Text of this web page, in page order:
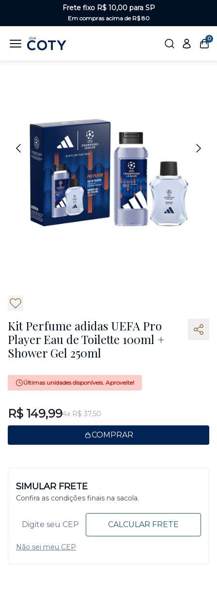
Frete fixo R$ 10,00 para SP
Em compras acima de R$ 80
0
Kit Perfume adidas UEFA Pro
Player Eau de Toilette 100ml +
Shower Gel 250ml
Últimas unidades disponíveis. Aproveite!
R$ 149,994x R$ 37,50
COMPRAR
SIMULAR FRETE
Confira as condições finais na sacola.
CALCULAR FRETE
Não sei meu CEP